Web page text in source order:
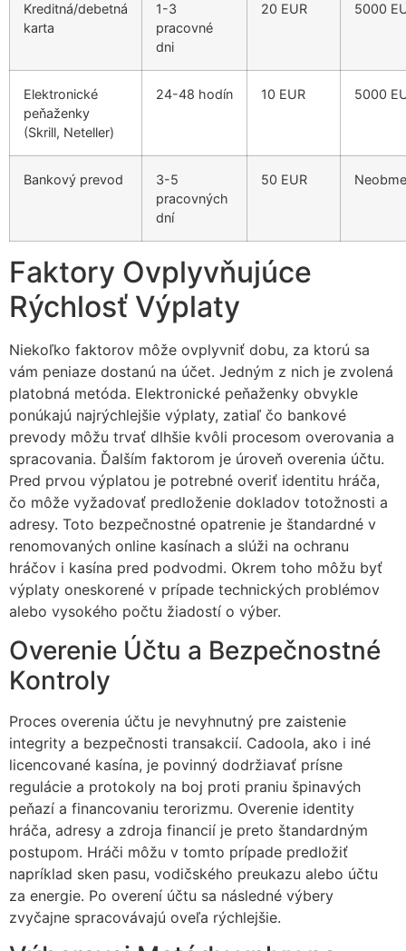
Kreditná/debetná
karta
1-3
pracovné
dni
20 EUR 5000
Elektronické
peňaženky
(Skrill, Neteller)
24-48 hodín 10 EUR 5000
Bankový prevod
3-5
pracovných
dní
50 EUR
Faktory Ovplyvňujúce
Rýchlosť Výplaty
Niekoľko faktorov môže ovplyvniť dobu, za ktorú sa
vám peniaze dostanú na účet. Jedným z nich je zvolená
platobná metóda. Elektronické peňaženky obvykle
ponúkajú najrýchlejšie výplaty, zatiaľ čo bankové
prevody môžu trvať dlhšie kvôli procesom overovania a
spracovania. Ďalším faktorom je úroveň overenia účtu.
Pred prvou výplatou je potrebné overiť identitu hráča,
čo môže vyžadovať predloženie dokladov totožnosti a
adresy. Toto bezpečnostné opatrenie je štandardné v
renomovaných online kasínach a slúži na ochranu
hráčov i kasína pred podvodmi. Okrem toho môžu byť
výplaty oneskorené v prípade technických problémov
alebo vysokého počtu žiadostí o výber.
Overenie Účtu a Bezpečnostné
Kontroly
Proces overenia účtu je nevyhnutný pre zaistenie
integrity a bezpečnosti transakcií. Cadoola, ako i iné
licencované kasína, je povinný dodržiavať prísne
regulácie a protokoly na boj proti praniu špinavých
peňazí a financovaniu terorizmu. Overenie identity
hráča, adresy a zdroja financií je preto štandardným
postupom. Hráči môžu v tomto prípade predložiť
napríklad sken pasu, vodičského preukazu alebo účtu
za energie. Po overení účtu sa následné výbery
zvyčajne spracovávajú oveľa rýchlejšie.